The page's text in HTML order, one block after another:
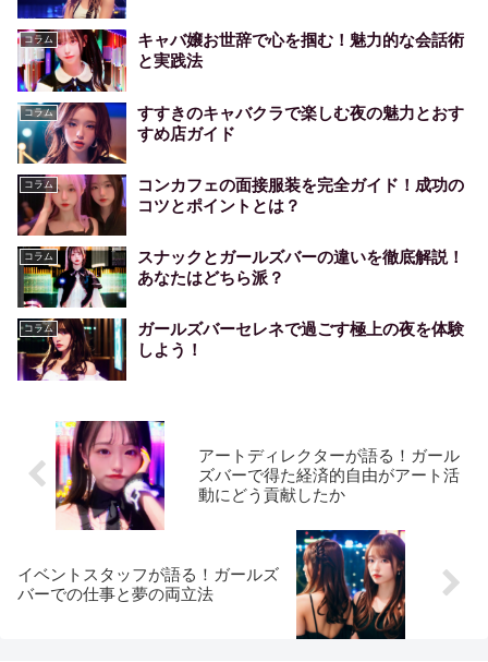
コラム
キャバ嬢お世辞で心を掴む！魅力的な会話術
と実践法
コラム
すすきのキャバクラで楽しむ夜の魅力とおす
すめ店ガイド
コラム
コンカフェの面接服装を完全ガイド！成功の
コツとポイントとは？
コラム
スナックとガールズバーの違いを徹底解説！
あなたはどちら派？
コラム
ガールズバーセレネで過ごす極上の夜を体験
しよう！
アートディレクターが語る！ガール
ズバーで得た経済的自由がアート活
動にどう貢献したか
イベントスタッフが語る！ガールズ
バーでの仕事と夢の両立法